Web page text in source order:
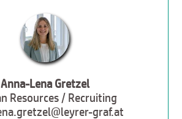
Anna-Lena Gretzel
Resources / Recruiting
graf.at